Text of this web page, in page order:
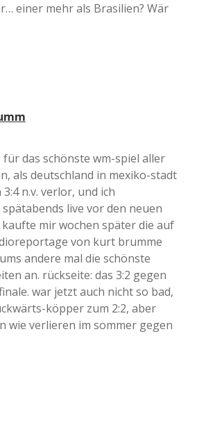
einer mehr als Brasilien? Wär
das schönste wm-spiel aller
als deutschland in mexiko-stadt
n.v. verlor, und ich
live vor den neuen
mir wochen später die auf
von kurt brumme
andere mal die schönste
an. rückseite: das 3:2 gegen
war jetzt auch nicht so bad,
köpper zum 2:2, aber
wie verlieren im sommer gegen